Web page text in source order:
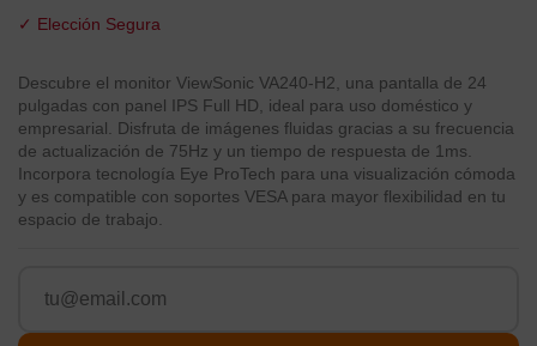
✓ Elección Segura
Descubre el monitor ViewSonic VA240-H2, una pantalla de 24
pulgadas con panel IPS Full HD, ideal para uso doméstico y
empresarial. Disfruta de imágenes fluidas gracias a su frecuencia
de actualización de 75Hz y un tiempo de respuesta de 1ms.
Incorpora tecnología Eye ProTech para una visualización cómoda
y es compatible con soportes VESA para mayor flexibilidad en tu
espacio de trabajo.